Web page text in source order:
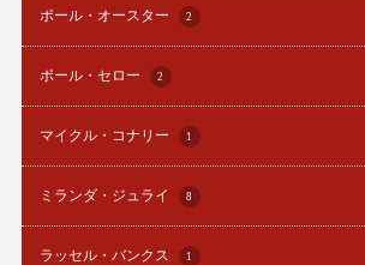
ポール・オースター 2
ポール・セロー 2
マイクル・コナリー 1
ミランダ・ジュライ 8
ラッセル・バンクス 1